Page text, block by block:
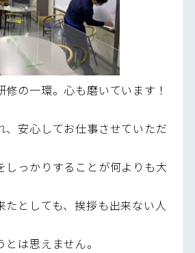
の一環。心も磨いています！
、安心してお仕事させていただ
しっかりすることが何よりも大
たとしても、挨拶も出来ない人
は思えません。